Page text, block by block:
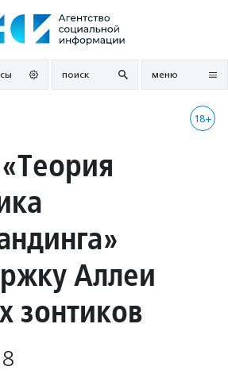
поиск меню
18+
Аллеи
зонтиков